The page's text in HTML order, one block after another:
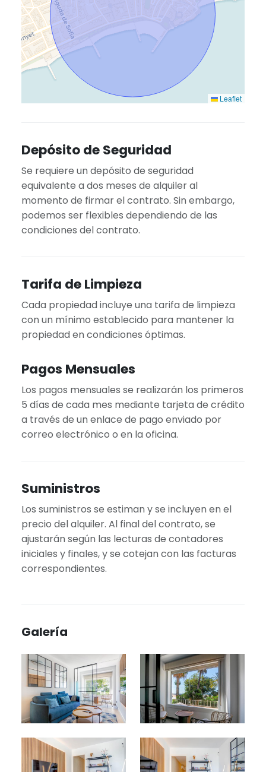
Leaflet
Depósito de Seguridad
Se requiere un depósito de seguridad
equivalente a dos meses de alquiler al
momento de firmar el contrato. Sin embargo,
podemos ser flexibles dependiendo de las
condiciones del contrato.
Tarifa de Limpieza
Cada propiedad incluye una tarifa de limpieza
con un mínimo establecido para mantener la
propiedad en condiciones óptimas.
Pagos Mensuales
Los pagos mensuales se realizarán los primeros
5 días de cada mes mediante tarjeta de crédito
a través de un enlace de pago enviado por
correo electrónico o en la oficina.
Suministros
Los suministros se estiman y se incluyen en el
precio del alquiler. Al final del contrato, se
ajustarán según las lecturas de contadores
iniciales y finales, y se cotejan con las facturas
correspondientes.
Galería